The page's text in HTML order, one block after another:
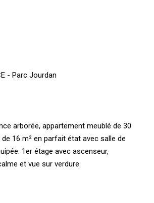
- Parc Jourdan
arborée, appartement meublé de 30
16 m² en parfait état avec salle de
1er étage avec ascenseur,
et vue sur verdure.